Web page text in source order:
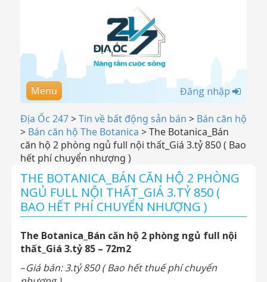
Menu Đăng nhập
Địa Ốc 247>Tin về bất động sản bán > Bán căn hộ
> Bán căn hộ The Botanica >The Botanica_Bán
căn hộ 2 phòng ngủ full nội thất_Giá 3.tỷ 850 ( Bao
hết phí chuyển nhượng )
THE BOTANICA_BÁN CĂN HỘ 2 PHÒNG
NGỦ FULL NỘI THẤT_GIÁ 3.TỶ 850 (
BAO HẾT PHÍ CHUYỂN NHƯỢNG )
The Botanica_Bán căn hộ 2 phòng ngủ full nội
thất_Giá 3.tỷ 85 – 72m2
–Giá bán: 3.tỷ 850 ( Bao hết thuế phí chuyển